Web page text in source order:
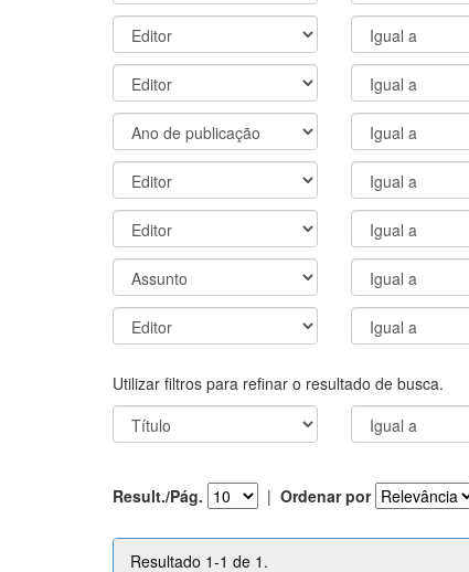
Utilizar filtros para refinar o resultado de busca.
Result./Pág. | Ordenar por
Resultado 1-1 de 1.